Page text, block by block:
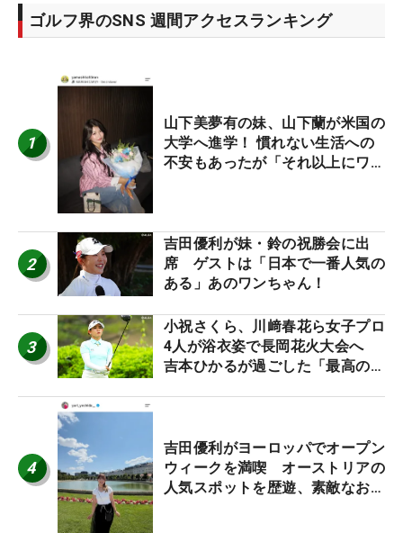
ゴルフ界のSNS 週間アクセスランキング
1
山下美夢有の妹、山下蘭が米国の
大学へ進学！ 慣れない生活への
不安もあったが「それ以上にワク
2
吉田優利が妹・鈴の祝勝会に出
席 ゲストは「日本で一番人気の
ある」あのワンちゃん！
3
小祝さくら、川﨑春花ら女子プロ
4人が浴衣姿で長岡花火大会へ
吉本ひかるが過ごした「最高の夏
4
吉田優利がヨーロッパでオープン
ウィークを満喫 オーストリアの
人気スポットを歴遊、素敵なお土